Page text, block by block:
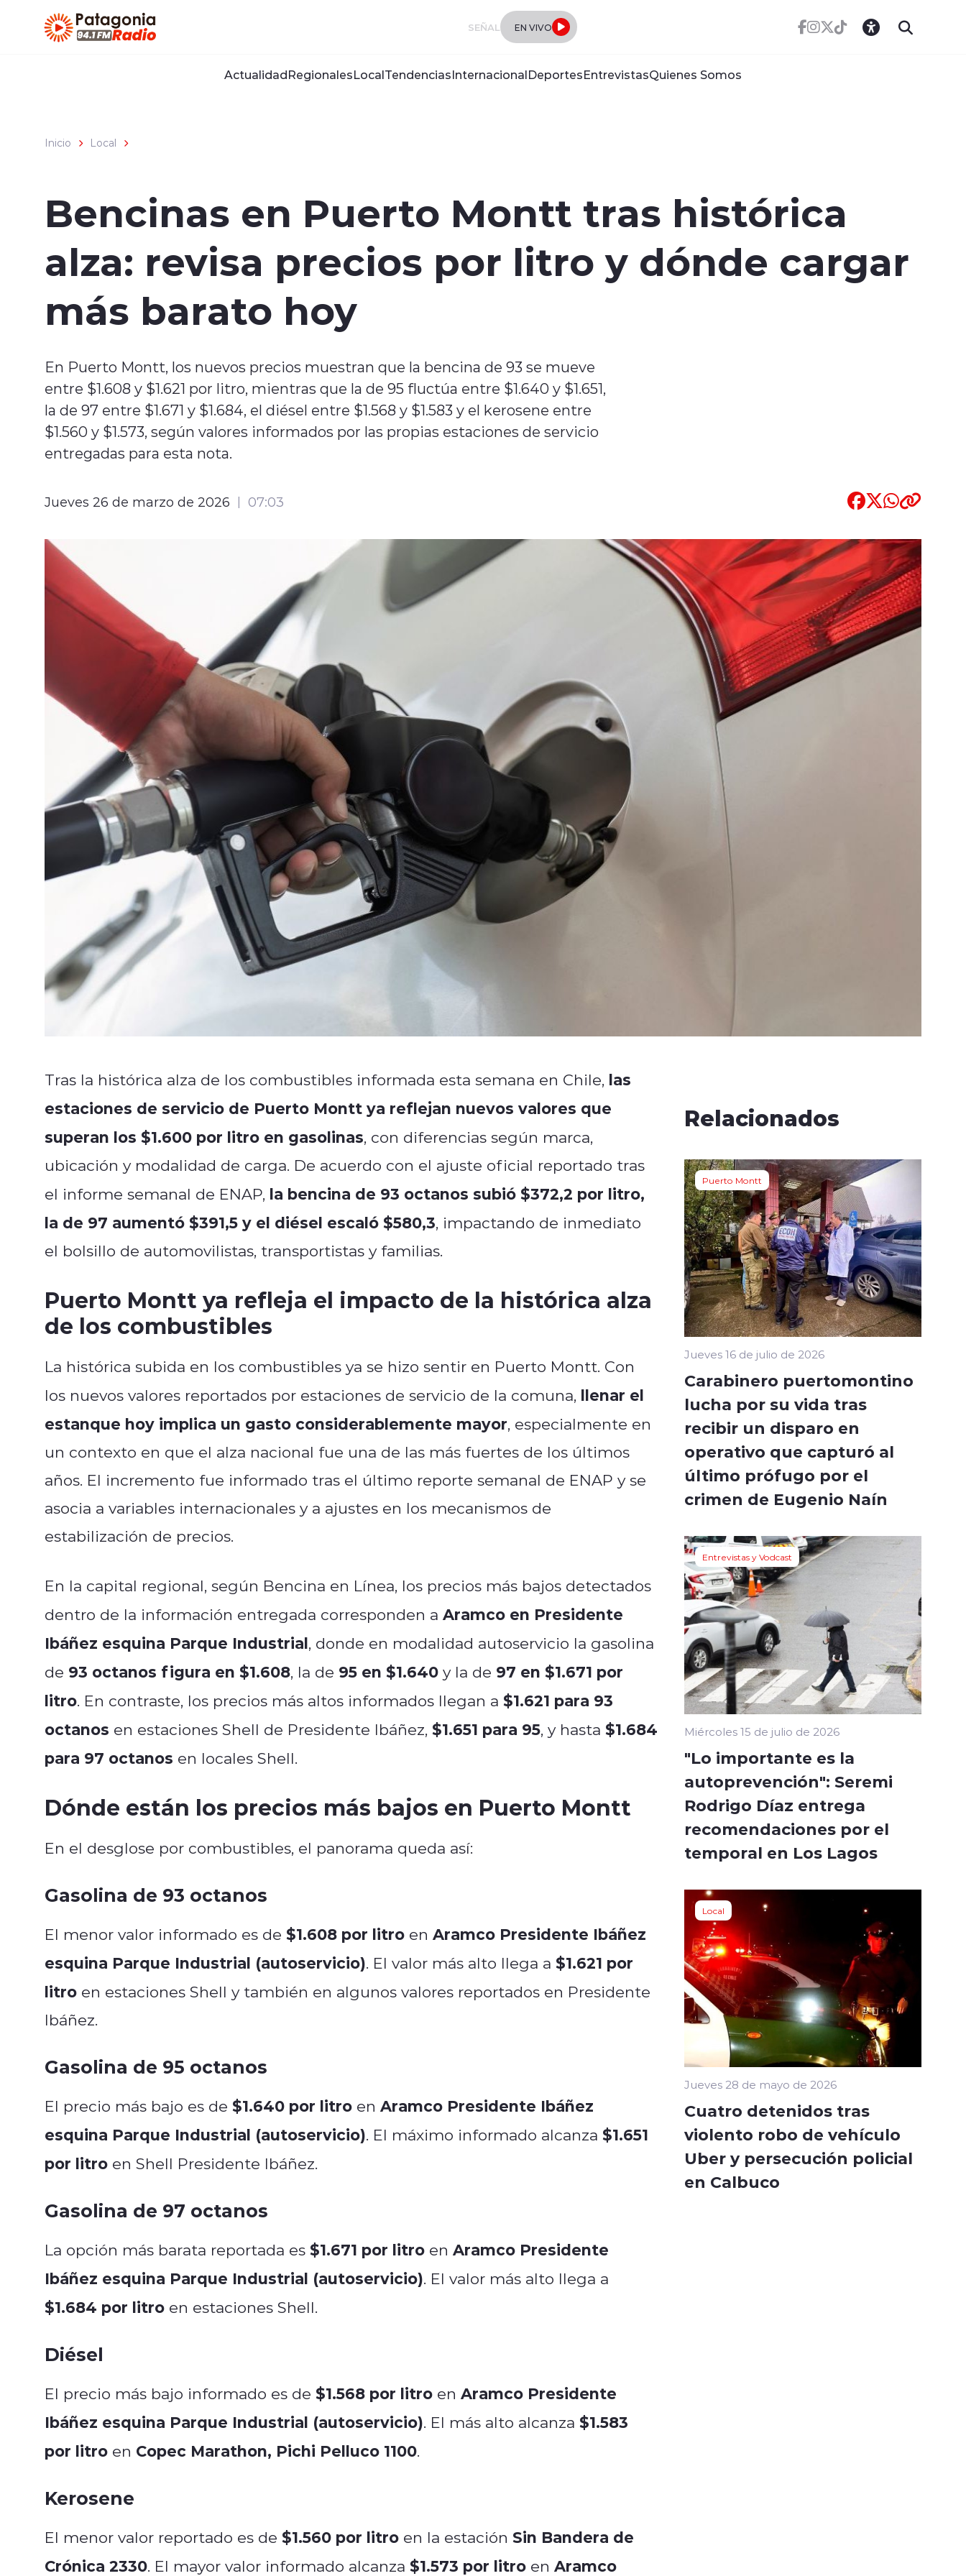
SEÑAL EN VIVO
ActualidadRegionalesLocalTendenciasInternacionalDeportesEntrevistasQuienes Somos
Inicio Local
Bencinas en Puerto Montt tras histórica
alza: revisa precios por litro y dónde cargar
más barato hoy
En Puerto Montt, los nuevos precios muestran que la bencina de 93 se mueve
entre $1.608 y $1.621 por litro, mientras que la de 95 fluctúa entre $1.640 y $1.651,
la de 97 entre $1.671 y $1.684, el diésel entre $1.568 y $1.583 y el kerosene entre
$1.560 y $1.573, según valores informados por las propias estaciones de servicio
entregadas para esta nota.
Jueves 26 de marzo de 2026 07:03
Tras la histórica alza de los combustibles informada esta semana en Chile, las
estaciones de servicio de Puerto Montt ya reflejan nuevos valores que
superan los $1.600 por litro en gasolinas, con diferencias según marca,
ubicación y modalidad de carga. De acuerdo con el ajuste oficial reportado tras
el informe semanal de ENAP, la bencina de 93 octanos subió $372,2 por litro,
la de 97 aumentó $391,5 y el diésel escaló $580,3, impactando de inmediato
el bolsillo de automovilistas, transportistas y familias.
Puerto Montt ya refleja el impacto de la histórica alza
de los combustibles
La histórica subida en los combustibles ya se hizo sentir en Puerto Montt. Con
los nuevos valores reportados por estaciones de servicio de la comuna, llenar el
estanque hoy implica un gasto considerablemente mayor, especialmente en
un contexto en que el alza nacional fue una de las más fuertes de los últimos
años. El incremento fue informado tras el último reporte semanal de ENAP y se
asocia a variables internacionales y a ajustes en los mecanismos de
estabilización de precios.
En la capital regional, según Bencina en Línea, los precios más bajos detectados
dentro de la información entregada corresponden a Aramco en Presidente
Ibáñez esquina Parque Industrial, donde en modalidad autoservicio la gasolina
de 93 octanos figura en $1.608, la de 95 en $1.640 y la de 97 en $1.671 por
litro. En contraste, los precios más altos informados llegan a $1.621 para 93
octanos en estaciones Shell de Presidente Ibáñez, $1.651 para 95, y hasta $1.684
para 97 octanos en locales Shell.
Dónde están los precios más bajos en Puerto Montt
En el desglose por combustibles, el panorama queda así:
Gasolina de 93 octanos
El menor valor informado es de $1.608 por litro en Aramco Presidente Ibáñez
esquina Parque Industrial (autoservicio). El valor más alto llega a $1.621 por
litro en estaciones Shell y también en algunos valores reportados en Presidente
Ibáñez.
Gasolina de 95 octanos
El precio más bajo es de $1.640 por litro en Aramco Presidente Ibáñez
esquina Parque Industrial (autoservicio). El máximo informado alcanza $1.651
por litro en Shell Presidente Ibáñez.
Gasolina de 97 octanos
La opción más barata reportada es $1.671 por litro en Aramco Presidente
Ibáñez esquina Parque Industrial (autoservicio). El valor más alto llega a
$1.684 por litro en estaciones Shell.
Diésel
El precio más bajo informado es de $1.568 por litro en Aramco Presidente
Ibáñez esquina Parque Industrial (autoservicio). El más alto alcanza $1.583
por litro en Copec Marathon, Pichi Pelluco 1100.
Kerosene
El menor valor reportado es de $1.560 por litro en la estación Sin Bandera de
Crónica 2330. El mayor valor informado alcanza $1.573 por litro en Aramco
Relacionados
Puerto Montt
Jueves 16 de julio de 2026
Carabinero puertomontino
lucha por su vida tras
recibir un disparo en
operativo que capturó al
último prófugo por el
crimen de Eugenio Naín
Entrevistas y Vodcast
Miércoles 15 de julio de 2026
"Lo importante es la
autoprevención": Seremi
Rodrigo Díaz entrega
recomendaciones por el
temporal en Los Lagos
Local
Jueves 28 de mayo de 2026
Cuatro detenidos tras
violento robo de vehículo
Uber y persecución policial
en Calbuco